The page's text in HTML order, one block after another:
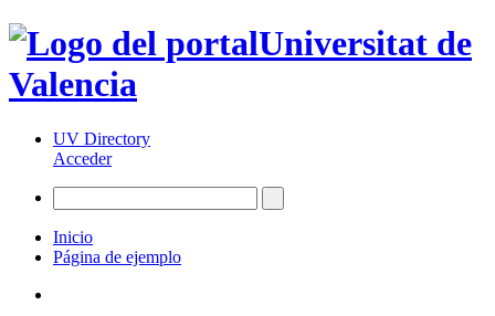
Universitat de
Valencia
UV Directory
Acceder
Inicio
Página de ejemplo